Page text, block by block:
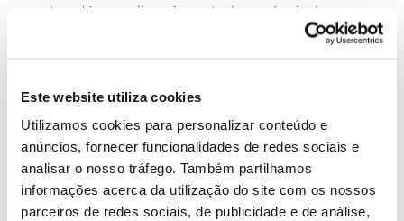
Este website utiliza cookies
Utilizamos cookies para personalizar conteúdo e
anúncios, fornecer funcionalidades de redes sociais e
analisar o nosso tráfego. Também partilhamos
informações acerca da utilização do site com os nossos
parceiros de redes sociais, de publicidade e de análise,
este
webinar
analisa o impacte da pandemia de
Green
Deals) debatidos e implementados em diversas
Europeia.
Saiba mais sobre o webinar
13.07.2026